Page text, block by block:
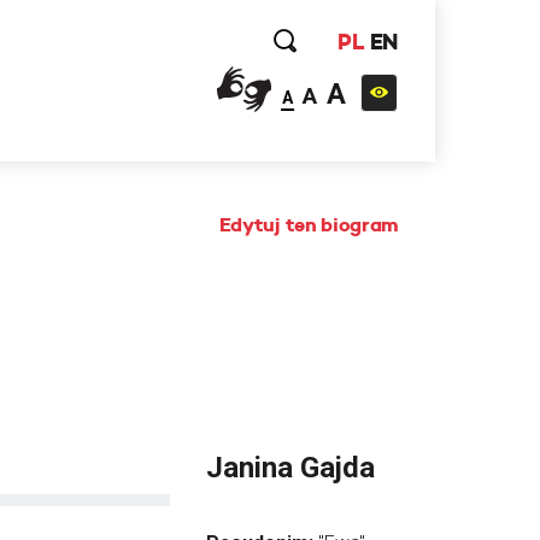
PL EN
A A A
Edytuj ten biogram
Janina Gajda